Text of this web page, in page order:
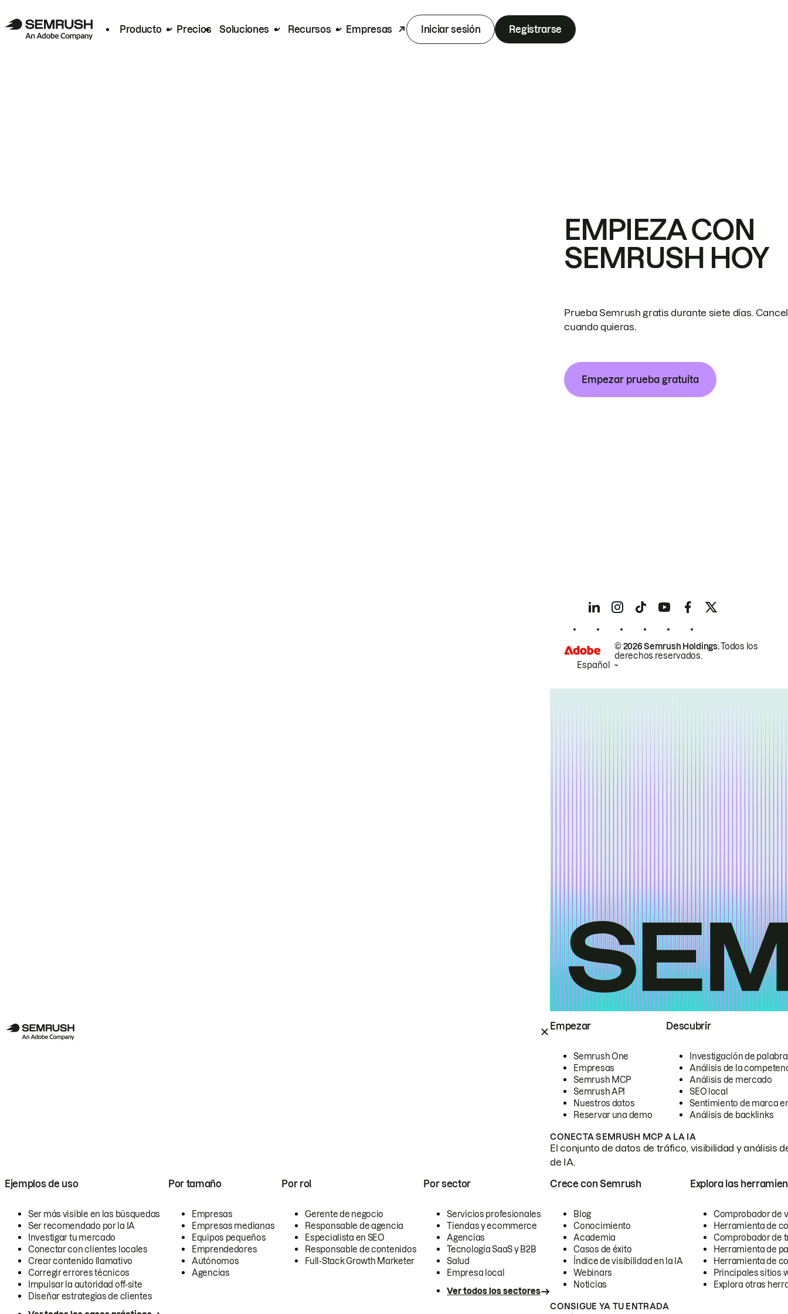
Producto Precios Soluciones Recursos Empresas Iniciar sesión Registrarse
Empezar
Semrush One
Empresas
Semrush MCP
Semrush API
Nuestros datos
Reservar una demo
Descubrir
Investigación de
Análisis de la
Análisis de mercado
SEO local
Sentimiento de marca
Análisis de backlinks
CONECTA SEMRUSH MCP A LA IA
El conjunto de datos de tráfico, visibilidad y análisis
de IA.
Ejemplos de uso
Ser más visible en las búsquedas
Ser recomendado por la IA
Investigar tu mercado
Conectar con clientes locales
Crear contenido llamativo
Corregir errores técnicos
Impulsar la autoridad off-site
Diseñar estrategias de clientes
Por tamaño
Empresas
Empresas medianas
Equipos pequeños
Emprendedores
Autónomos
Agencias
Por rol
Gerente de negocio
Responsable de agencia
Especialista en SEO
Responsable de contenidos
Full-Stack Growth Marketer
Por sector
Servicios profesionales
Tiendas y ecommerce
Agencias
Tecnología SaaS y B2B
Salud
Empresa local
Ver todos los sectores
Crece con Semrush
Blog
Conocimiento
Academia
Casos de éxito
Índice de visibilidad en la IA
Webinars
Noticias
Explora las
Comprobador de
Herramienta de
Comprobador de
Herramienta de
Herramienta de
Principales sitios
Explora otras
CONSIGUE YA TU ENTRADA
EMPIEZA CON
SEMRUSH HOY
Prueba Semrush gratis durante siete días.
cuando quieras.
Empezar prueba gratuita
© 2026 Semrush Holdings.Todos los
derechos reservados.
Español